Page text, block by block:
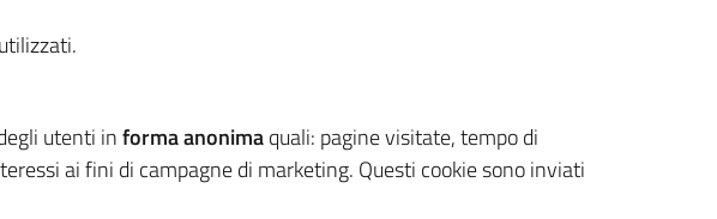
utenti informa anonimaquali: pagine visitate, tempo di
ai fini di campagne di marketing. Questi cookie sono inviati